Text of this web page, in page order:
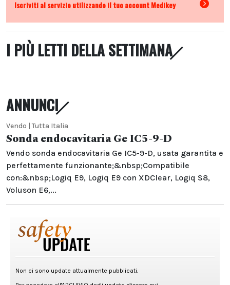
Iscriviti al servizio utilizzando il tuo account Medikey
I PIÙ LETTI DELLA SETTIMANA
ANNUNCI
Vendo | Tutta Italia
Sonda endocavitaria Ge IC5-9-D
Vendo sonda endocavitaria Ge IC5-9-D, usata garantita e
perfettamente funzionante;&nbsp;Compatibile
con:&nbsp;Logiq E9, Logiq E9 con XDClear, Logiq S8,
Voluson E6,...